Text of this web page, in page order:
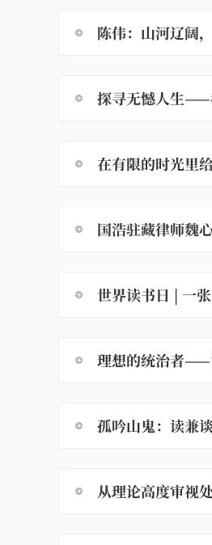
陈伟：山河辽阔
探寻无憾人生——
在有限的时光里
国浩驻藏律师魏
世界读书日 | 一
理想的统治者——
孤吟山鬼：读兼
从理论高度审视